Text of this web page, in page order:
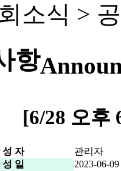
소식 >
항
[6/28 오후
성 자
관리자
성 일
2023-06-